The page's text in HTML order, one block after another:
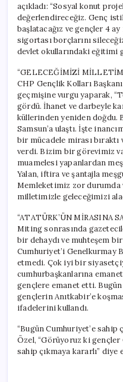
açıkladı: “Sosyal konut
değerlendireceğiz. Genç
başlatacağız ve gençler 4
sigortası borçlarını
devlet okullarındaki eğitimi
“GELECEĞİMİZİ
CHP Gençlik Kolları
geçmişine vurgu yaparak,
gördü. İhanet ve darbeyle
küllerinden yeniden doğdu.
Samsun’a ulaştı. İşte
bir mücadele mirası
verdi. Bizim bir görevimiz
muamelesi yapanlardan
Yalan, iftira ve şantajla
Memleketimiz zor durumda
milletimizle geleceğimizi
“ATATÜRK’ÜN MİRASINA
Miting sonrasında
bir dehaydı ve muhteşem
Cumhuriyet’i Genelkurmay
etmedi. Çok iyi bir
cumhurbaşkanlarına
gençlere emanet etti. Bugün
gençlerin Anıtkabir’e
ifadelerini kullandı.
“Bugün Cumhuriyet’e sahip
Özel, “Görüyoruz ki gençler
sahip çıkmaya kararlı” diye